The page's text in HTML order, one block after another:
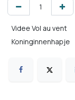
Videe Vol au vent
Koninginnenhapje